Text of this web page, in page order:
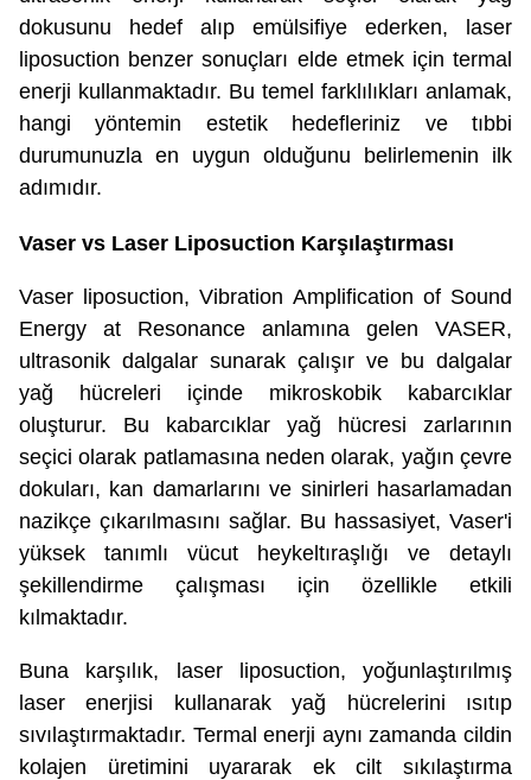
dokusunu hedef alıp emülsifiye ederken, laser
liposuction benzer sonuçları elde etmek için termal
enerji kullanmaktadır. Bu temel farklılıkları anlamak,
hangi yöntemin estetik hedefleriniz ve tıbbi
durumunuzla en uygun olduğunu belirlemenin ilk
adımıdır.
Vaser vs Laser Liposuction Karşılaştırması
Vaser liposuction, Vibration Amplification of Sound
Energy at Resonance anlamına gelen VASER,
ultrasonik dalgalar sunarak çalışır ve bu dalgalar
yağ hücreleri içinde mikroskobik kabarcıklar
oluşturur. Bu kabarcıklar yağ hücresi zarlarının
seçici olarak patlamasına neden olarak, yağın çevre
dokuları, kan damarlarını ve sinirleri hasarlamadan
nazikçe çıkarılmasını sağlar. Bu hassasiyet, Vaser'i
yüksek tanımlı vücut heykeltıraşlığı ve detaylı
şekillendirme çalışması için özellikle etkili
kılmaktadır.
Buna karşılık, laser liposuction, yoğunlaştırılmış
laser enerjisi kullanarak yağ hücrelerini ısıtıp
sıvılaştırmaktadır. Termal enerji aynı zamanda cildin
kolajen üretimini uyararak ek cilt sıkılaştırma